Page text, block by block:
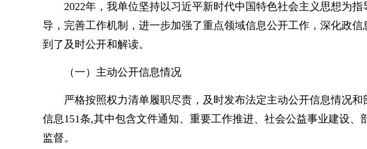
2022年，我单位坚持以习近平新时代中国特色社会主义思想为
导，完善工作机制，进一步加强了重点领域信息公开工作，深化政
到了及时公开和解读。
（一）主动公开信息情况
严格按照权力清单履职尽责，及时发布法定主动公开信息情况
信息151条,其中包含文件通知、重要工作推进、社会公益事业建设
监督。